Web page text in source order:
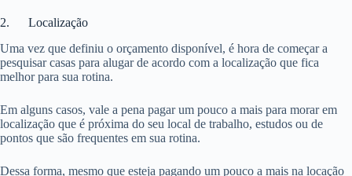
2. Localização
Uma vez que definiu o orçamento disponível, é hora de começar a
pesquisar casas para alugar de acordo com a localização que fica
melhor para sua rotina.
Em alguns casos, vale a pena pagar um pouco a mais para morar em
localização que é próxima do seu local de trabalho, estudos ou de
pontos que são frequentes em sua rotina.
Dessa forma, mesmo que esteja pagando um pouco a mais na locação